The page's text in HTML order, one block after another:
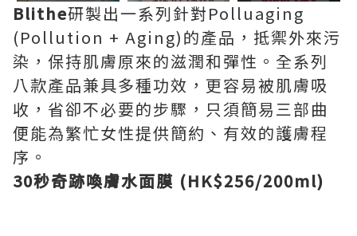
Blithe研製出一系列針對Polluaging
(Pollution + Aging)的產品，抵禦外來污
染，保持肌膚原來的滋潤和彈性。全系列
八款產品兼具多種功效，更容易被肌膚吸
收，省卻不必要的步驟，只須簡易三部曲
便能為繁忙女性提供簡約、有效的護膚程
序。
30秒奇跡喚膚水面膜 (HK$256/200ml)